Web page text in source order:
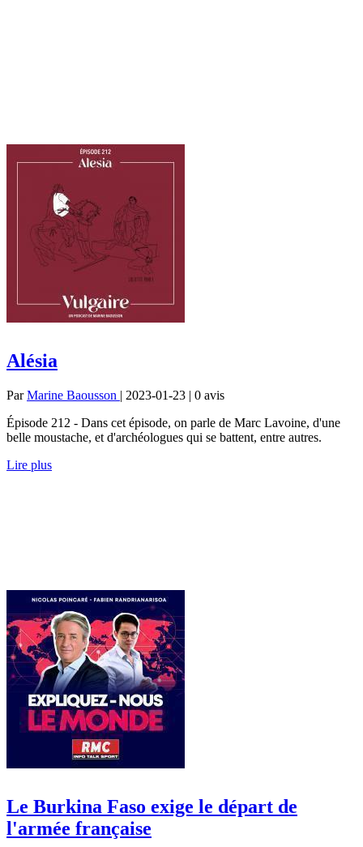
Alésia
ParMarine Baousson | 2023-01-23 | 0 avis
Épisode 212 - Dans cet épisode, on parle de Marc Lavoine, d'une
belle moustache, et d'archéologues qui se battent, entre autres.
Lire plus
Le Burkina Faso exige le départ de
l'armée française